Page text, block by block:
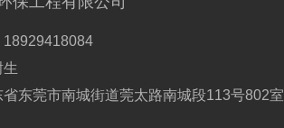
18929418084
生
东莞市南城街道莞太路南城段113号802室